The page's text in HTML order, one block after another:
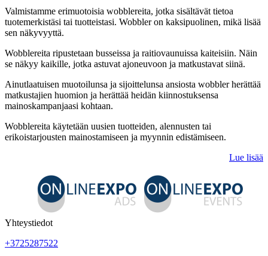
Valmistamme erimuotoisia wobblereita, jotka sisältävät tietoa
tuotemerkistäsi tai tuotteistasi. Wobbler on kaksipuolinen, mikä lisää
sen näkyvyyttä.
Wobblereita ripustetaan busseissa ja raitiovaunuissa kaiteisiin. Näin
se näkyy kaikille, jotka astuvat ajoneuvoon ja matkustavat siinä.
Ainutlaatuisen muotoilunsa ja sijoittelunsa ansiosta wobbler herättää
matkustajien huomion ja herättää heidän kiinnostuksensa
mainoskampanjaasi kohtaan.
Wobblereita käytetään uusien tuotteiden, alennusten tai
erikoistarjousten mainostamiseen ja myynnin edistämiseen.
Lue lisää
Yhteystiedot
+3725287522